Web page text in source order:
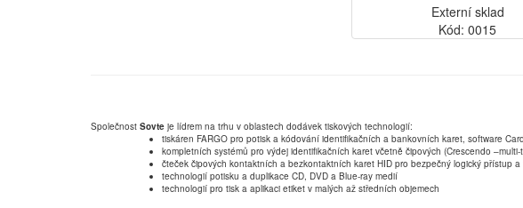
Externí sklad
Kód: 0015
Společnost Sovte je lídrem na trhu v oblastech dodávek tiskových technologií:
tiskáren FARGO pro potisk a kódování identifikačních a bankovních karet, software
kompletních systémů pro výdej identifikačních karet včetně čipových (Crescendo
čteček čipových kontaktních a bezkontaktních karet HID pro bezpečný logický přístup a
technologií potisku a duplikace CD, DVD a Blue-ray medií
technologií pro tisk a aplikaci etiket v malých až středních objemech